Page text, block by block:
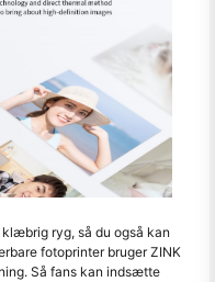
ryg, så du også kan
fotoprinter bruger ZINK
Så fans kan indsætte